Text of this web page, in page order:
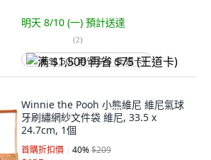
明天 8/10 (一) 預計送達
(2)
满 $1,500 再省 $75 (王道卡)
Winnie the Pooh 小熊維尼 維尼氣球
牙刷繡網紗文件袋 維尼, 33.5 x
24.7cm, 1個
首購折扣價 40%$209